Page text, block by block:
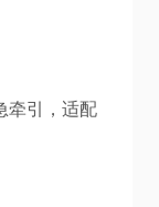
牵引，适配